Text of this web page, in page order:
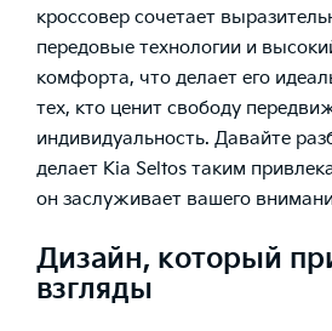
кроссовер сочетает
передовые технологии и
комфорта, что делает его
тех, кто ценит свободу
индивидуальность. Давайте
делает Kia Seltos таким
он заслуживает вашего
Дизайн, который
взгляды